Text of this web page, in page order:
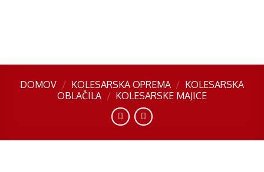
DOMOV / KOLESARSKA OPREMA / KOLESARSKA
OBLAČILA / KOLESARSKE MAJICE